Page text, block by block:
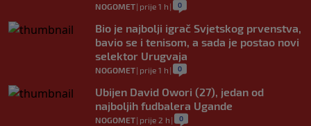
NOGOMET| prije 1 h | 0
Bio je najbolji igrač Svjetskog prvenstva,
bavio se i tenisom, a sada je postao novi
selektor Urugvaja
NOGOMET| prije 1 h | 0
Ubijen David Owori (27), jedan od
najboljih fudbalera Ugande
NOGOMET| prije 2 h | 0